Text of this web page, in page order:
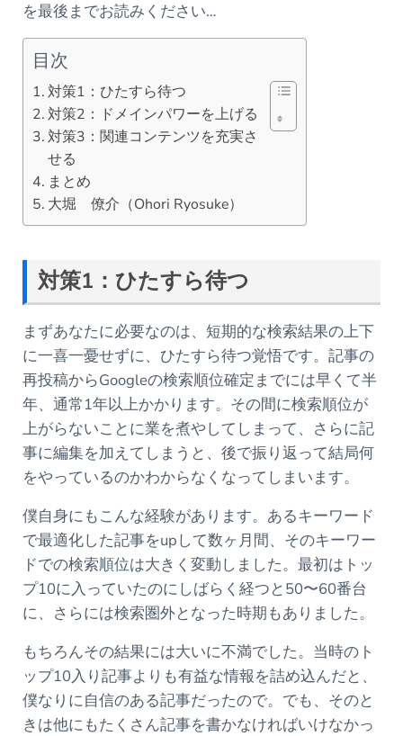
を最後までお読みください…
目次
対策1：ひたすら待つ
対策2：ドメインパワーを上げる
対策3：関連コンテンツを充実さ
せる
まとめ
大堀 僚介（Ohori Ryosuke）
対策1：ひたすら待つ
まずあなたに必要なのは、短期的な検索結果の上下
に一喜一憂せずに、ひたすら待つ覚悟です。記事の
再投稿からGoogleの検索順位確定までには早くて半
年、通常1年以上かかります。その間に検索順位が
上がらないことに業を煮やしてしまって、さらに記
事に編集を加えてしまうと、後で振り返って結局何
をやっているのかわからなくなってしまいます。
僕自身にもこんな経験があります。あるキーワード
で最適化した記事をupして数ヶ月間、そのキーワー
ドでの検索順位は大きく変動しました。最初はトッ
プ10に入っていたのにしばらく経つと50〜60番台
に、さらには検索圏外となった時期もありました。
もちろんその結果には大いに不満でした。当時のト
ップ10入り記事よりも有益な情報を詰め込んだと、
僕なりに自信のある記事だったので。でも、そのと
きは他にもたくさん記事を書かなければいけなかっ